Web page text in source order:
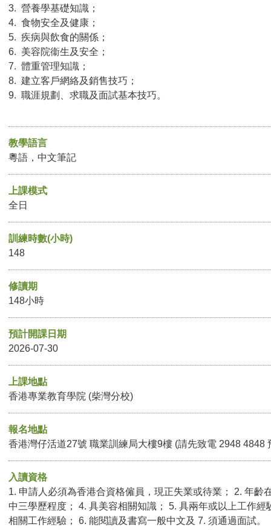
3. 營養學基礎知識；
4. 食物安全及健康；
5. 疾病與飲食的關係；
6. 美容院衞生及安全；
7. 體重管理知識；
8. 建立客戶網絡及銷售技巧；
9. 職涯規劃、求職及面試基本技巧。
教學語言
粵語，中文筆記
上課模式
全日
訓練時數(小時)
148
修讀期
148小時
預計開課日期
2026-07-30
上課地點
香港專業教育學院 (柴灣分校)
報名地點
香港灣仔活道27號 職業訓練局大樓9樓 (請先致電 2948 4848
入讀資格
1. 申請人必須為香港合資格僱員，現正失業或待業； 2. 年齡
中三學歷程度； 4. 具美容相關知識； 5. 具兩年或以上工作經
相關工作經驗； 6. 能閱讀及書寫一般中文及 7. 須通過面試。